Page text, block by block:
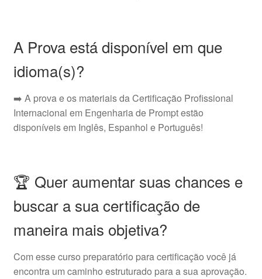
A Prova está disponível em que
idioma(s)?
➡️ A prova e os materiais da Certificação Profissional
Internacional em Engenharia de Prompt estão
disponíveis em Inglês, Espanhol e Português!
🏆 Quer aumentar suas chances e
buscar a sua certificação de
maneira mais objetiva?
Com esse curso preparatório para certificação você já
encontra um caminho estruturado para a sua aprovação.